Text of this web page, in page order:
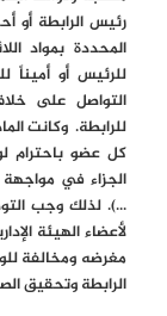
رئيس الرابطة أو
المحددة بمواد
للرئيس أو أميناً
التواصل على
كل عضو باحترام
الجزاء في مواجهة
...). لذلك وجب
لأعضاء الهيئة
مغرضه ومخالفة
الرابطة وتحقيق